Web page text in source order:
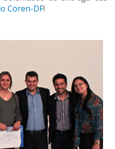
Coren-DF!